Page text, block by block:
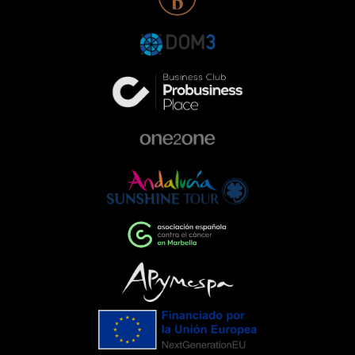
la empresa que va más allá de la
automoción. Queremos ser parte activa
de la comunidad, colaborando con
proyectos que ayudan a construir una
humana.Empresas que impulsan el
cambioEventos como la Gala de la AECC
ponen de manifiesto el importante
papel que pueden desempeñar las
empresas cuando unen esfuerzos en
torno a una causa común. La
colaboración entre entidades,
organizaciones y ciudadanía demuestra